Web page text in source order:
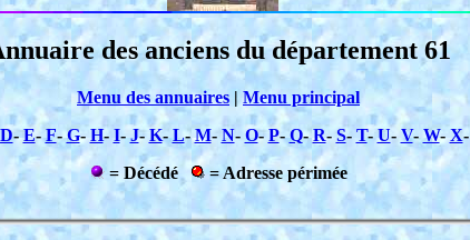
des anciens du département 61
Menu des annuaires | Menu principal
D-E-F-G- H- I-J- K-L-M- N- O-P-Q-R- S- T-U- V- W- X-
= Décédé
= Adresse périmée